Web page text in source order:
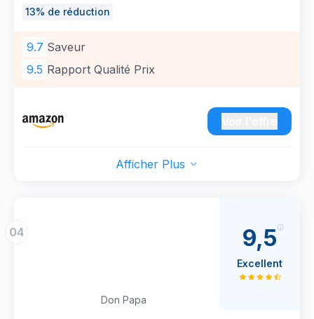
13% de réduction
9.7 Saveur
9.5 Rapport Qualité Prix
Afficher Plus
04
Don Papa
9,5
Excellent